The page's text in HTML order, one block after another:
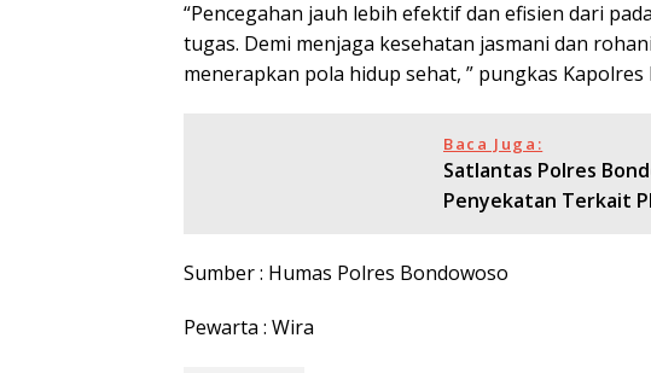
“Pencegahan jauh lebih efektif dan efisien dari
tugas. Demi menjaga kesehatan jasmani dan
menerapkan pola hidup sehat, ” pungkas Kapolres
Baca Juga:
Satlantas Polres
Penyekatan Terkait
Sumber : Humas Polres Bondowoso
Pewarta : Wira